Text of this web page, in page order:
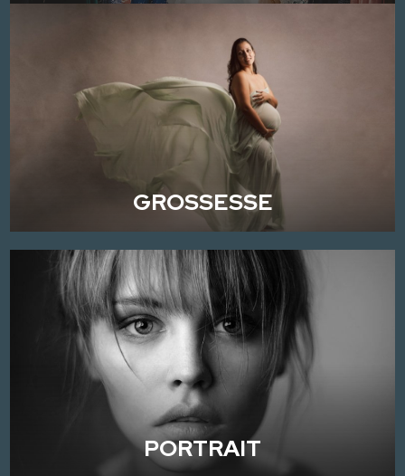
GROSSESSE
PORTRAIT